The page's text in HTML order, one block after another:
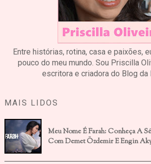
Entre histórias, rotina, casa e paixões,
pouco do meu mundo. Sou Priscilla
escritora e criadora do Blog da
MAIS LIDOS
Meu Nome É Farah: Conheça A
Com Demet Özdemir E Engin